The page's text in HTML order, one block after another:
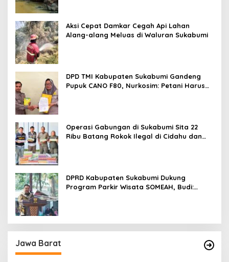
Aksi Cepat Damkar Cegah Api Lahan
Alang-alang Meluas di Waluran Sukabumi
DPD TMI Kabupaten Sukabumi Gandeng
Pupuk CANO F80, Nurkosim: Petani Harus
Operasi Gabungan di Sukabumi Sita 22
Ribu Batang Rokok Ilegal di Cidahu dan
DPRD Kabupaten Sukabumi Dukung
Program Parkir Wisata SOMEAH, Budi:
Jawa Barat